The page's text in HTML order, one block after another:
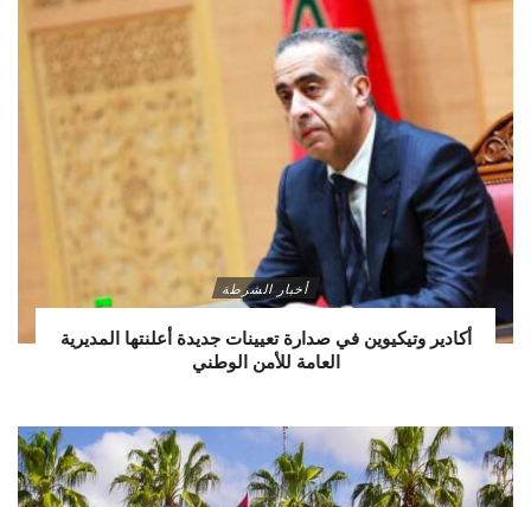
أخبار الشرطة
أكادير وتيكيوين في صدارة تعيينات جديدة أعلنتها المديرية
العامة للأمن الوطني